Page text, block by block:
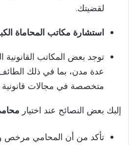
لقضيتك.
استشارة مكاتب المحاماة
توجد بعض المكاتب
عدة مدن، بما في ذلك
متخصصة في مجالات قانونية
إلبك بعض النصائح عند اختيار
تأكد من أن المحامي مرخص